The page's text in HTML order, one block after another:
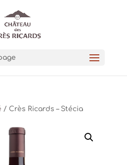
/ Crès Ricards – Stécia